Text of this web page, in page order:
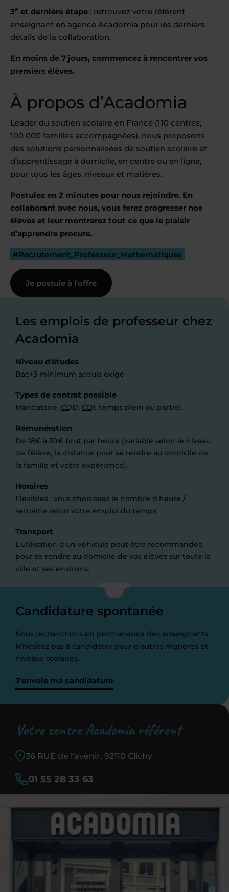
3e et dernière étape : retrouvez votre référent
enseignant en agence Acadomia pour les derniers
détails de la collaboration.
En moins de 7 jours, commencez à rencontrer vos
premiers élèves.
À propos d’Acadomia
Leader du soutien scolaire en France (110 centres,
100 000 familles accompagnées), nous proposons
des solutions personnalisées de soutien scolaire et
d’apprentissage à domicile, en centre ou en ligne,
pour tous les âges, niveaux et matières.
Postulez en 2 minutes pour nous rejoindre. En
collaborant avec nous, vous ferez progresser nos
élèves et leur montrerez tout ce que le plaisir
d’apprendre procure.
#Recrutement_Professeur_Mathematiques
Je postule à l'offre
Les emplois de professeur chez
Acadomia
Niveau d'études
Bac+3 minimum acquis exigé
Types de contrat possible
Mandataire, CDD, CDI, temps plein ou partiel.
Rémunération
De 18€ à 39€ brut par heure (variable selon le niveau
de l’élève, la distance pour se rendre au domicile de
la famille et votre expérience).
Horaires
Flexibles : vous choisissez le nombre d'heure /
semaine selon votre emploi du temps
Transport
L'utilisation d'un véhicule peut être recommandée
pour se rendre au domicile de vos élèves sur toute la
ville et ses environs.
Candidature spontanée
Nous recherchons en permanence des enseignants.
N’hésitez pas à candidater pour d’autres matières et
niveaux scolaires.
J’envoie ma candidature
Votre centre Acadomia référent
36 RUE de l'avenir, 92110 Clichy
01 55 28 33 63